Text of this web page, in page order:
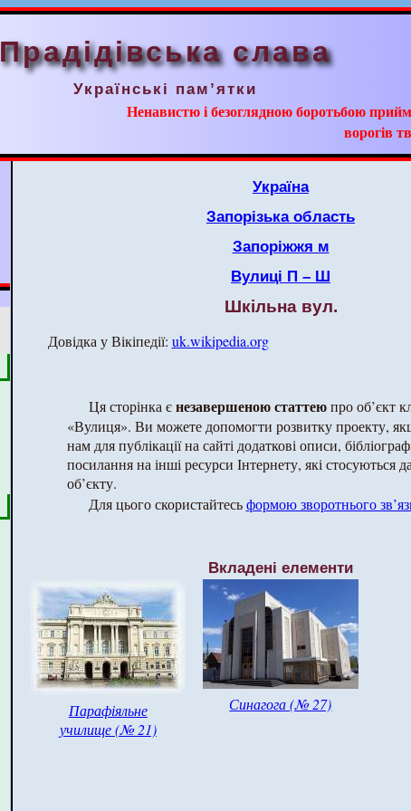
Прадідівська слава
Українські пам’ятки
Ненавистю і безоглядною боротьбою
ворогів
Україна
Запорізька область
Запоріжжя м
Вулиці П – Ш
Шкільна вул.
Довідка у Вікіпедії: uk.wikipedia.org
Ця сторінка єнезавершеною статтеюпро об’єкт
«Вулиця». Ви можете допомогти розвитку проекту,
нам для публікації на сайті додаткові описи,
посилання на інші ресурси Інтернету, які стосуються
об’єкту.
Для цього скористайтесьформою зворотнього
Вкладені елементи
Парафіяльне
училище (№ 21)
Синагога (№ 27)